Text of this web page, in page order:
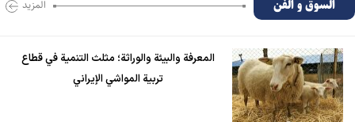
السوق و الفن المزید
المعرفة والبيئة والوراثة؛ مثلث التنمية في قطاع
تربية المواشي الإيراني